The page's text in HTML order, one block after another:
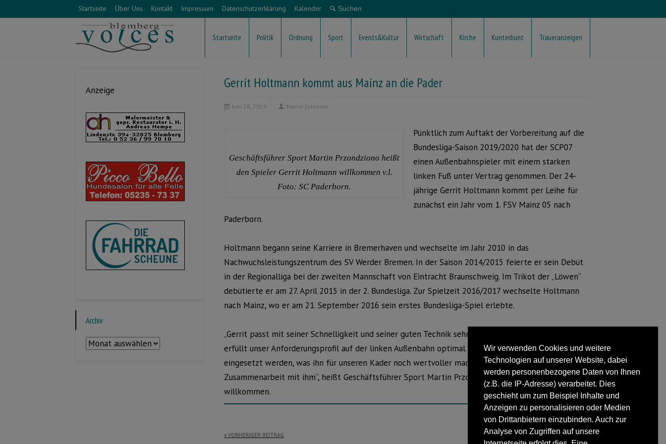
Wir verwenden Cookies und weitere
Technologien auf unserer Website, dabei
werden personenbezogene Daten von Ihnen
(z.B. die IP-Adresse) verarbeitet. Dies
geschieht um zum Beispiel Inhalte und
Anzeigen zu personalisieren oder Medien
von Drittanbietern einzubinden. Auch zur
Analyse von Zugriffen auf unsere
Startseite Über Uns Kontakt Impressum Datenschutzerklärung Kalender
Startseite Politik Ordnung Sport Events&Kultur Wirtschaft Kirche Kunterbunt Traueranzeigen
Gerrit Holtmann kommt aus Mainz an die Pader
Juni 28, 2019 Marco Schröder
Geschäftsführer Sport Martin Przondziono heißt
den Spieler Gerrit Holtmann willkommen v.l.
Foto: SC Paderborn.
Pünktlich zum Auftakt der Vorbereitung auf die
Bundesliga-Saison 2019/2020 hat der SCP07
einen Außenbahnspieler mit einem starken
linken Fuß unter Vertrag genommen. Der 24-
jährige Gerrit Holtmann kommt per Leihe für
zunächst ein Jahr vom 1. FSV Mainz 05 nach
Paderborn.
Holtmann begann seine Karriere in Bremerhaven und wechselte im Jahr 2010 in das
Nachwuchsleistungszentrum des SV Werder Bremen. In der Saison 2014/2015 feierte er sein Debüt
in der Regionalliga bei der zweiten Mannschaft von Eintracht Braunschweig. Im Trikot der „Löwen“
debütierte er am 27. April 2015 in der 2. Bundesliga. Zur Spielzeit 2016/2017 wechselte Holtmann
nach Mainz, wo er am 21. September 2016 sein erstes Bundesliga-Spiel erlebte.
„Gerrit passt mit seiner Schnelligkeit und seiner guten Technik sehr gut zu unserer Spielidee und
erfüllt unser Anforderungsprofil auf der linken Außenbahn optimal. Er kann defensiv und offensiv
eingesetzt werden, was ihn für unseren Kader noch wertvoller macht. Wir freuen uns auf die
Zusammenarbeit mit ihm“, heißt Geschäftsführer Sport Martin Przondziono den Spieler
willkommen.
Beitragsnavigation
VORHERIGER BEITRAG NÄCHSTER BEITRAG
Anzeige
Archiv
Archiv